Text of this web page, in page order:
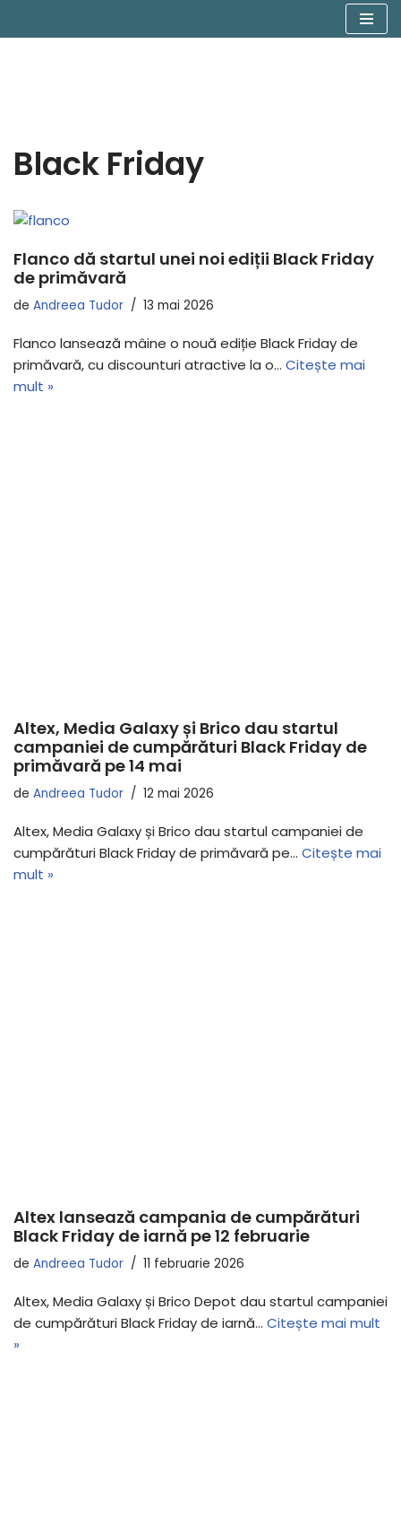
Black Friday
Flanco dă startul unei noi ediții Black Friday
de primăvară
de Andreea Tudor 13 mai 2026
Flanco lansează mâine o nouă ediție Black Friday de
primăvară, cu discounturi atractive la o… Citește mai
mult »
Altex, Media Galaxy și Brico dau startul
campaniei de cumpărături Black Friday de
primăvară pe 14 mai
de Andreea Tudor 12 mai 2026
Altex, Media Galaxy și Brico dau startul campaniei de
cumpărături Black Friday de primăvară pe… Citește mai
mult »
Altex lansează campania de cumpărături
Black Friday de iarnă pe 12 februarie
de Andreea Tudor 11 februarie 2026
Altex, Media Galaxy și Brico Depot dau startul campaniei
de cumpărături Black Friday de iarnă… Citește mai mult
»